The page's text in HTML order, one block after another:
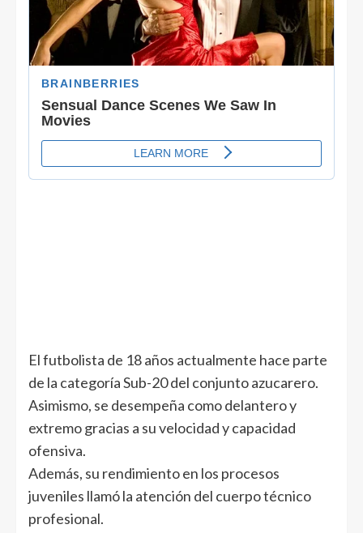
El futbolista de 18 años actualmente hace parte
de la categoría Sub-20 del conjunto azucarero.
Asimismo, se desempeña como delantero y
extremo gracias a su velocidad y capacidad
ofensiva.
Además, su rendimiento en los procesos
juveniles llamó la atención del cuerpo técnico
profesional.